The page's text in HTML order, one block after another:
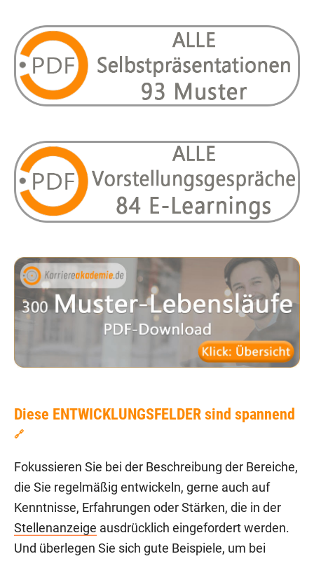
Diese ENTWICKLUNGSFELDER sind spannend
🔗
Fokussieren Sie bei der Beschreibung der Bereiche,
die Sie regelmäßig entwickeln, gerne auch auf
Kenntnisse, Erfahrungen oder Stärken, die in der
Stellenanzeige ausdrücklich eingefordert werden.
Und überlegen Sie sich gute Beispiele, um bei